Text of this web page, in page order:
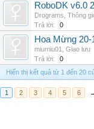
RoboDK v6.0 2
Drograms Thông
Trả lời:
0
Hoa Mừng
miumiu01
Giao lưu
Trả lời:
0
Hiển thị kết quả từ 1 đến 20
1 2 3 4 5 6